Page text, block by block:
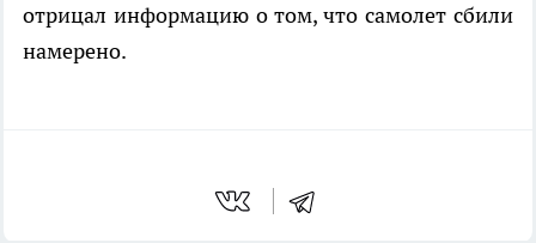
отрицал информацию о том, что самолет сбили
намерено.